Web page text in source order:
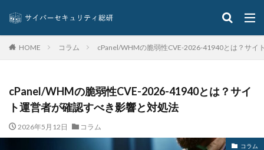
HOME コラム cPanel/WHMの脆弱性CVE-2026-41940とは？サイ
cPanel/WHMの脆弱性CVE-2026-41940とは？サイ
ト運営者が確認すべき影響と対処法
2026年5月12日 コラム
コラム